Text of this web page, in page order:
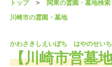
トップ 関東の霊園・墓地検索
川崎市の霊園・墓地
かわさきしえいぼち はやのせい
【川崎市営墓